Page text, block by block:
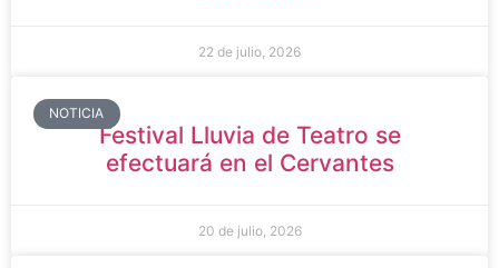
22 de julio, 2026
NOTICIA
Festival Lluvia de Teatro se
efectuará en el Cervantes
20 de julio, 2026